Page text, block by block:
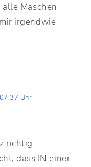
Maschen
irgendwie
Uhr
richtig
dass IN einer